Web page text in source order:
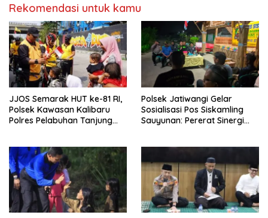
Rekomendasi untuk kamu
JJOS Semarak HUT ke-81 RI,
Polsek Kawasan Kalibaru
Polres Pelabuhan Tanjung
Polsek Jatiwangi Gelar
Sosialisasi Pos Siskamling
Sauyunan: Pererat Sinergi